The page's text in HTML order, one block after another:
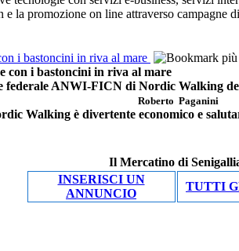
la promozione on line attraverso campagne
i bastoncini in riva al mare
i bastoncini in riva al mare
federale ANWI-FICN di Nordic Walking
Roberto Paganini
Walking è divertente economico e
Il Mercatino di
INSERISCI UN
ANNUNCIO
TUTTI